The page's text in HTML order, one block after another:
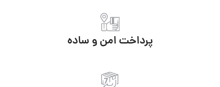
پرداخت امن و ساده